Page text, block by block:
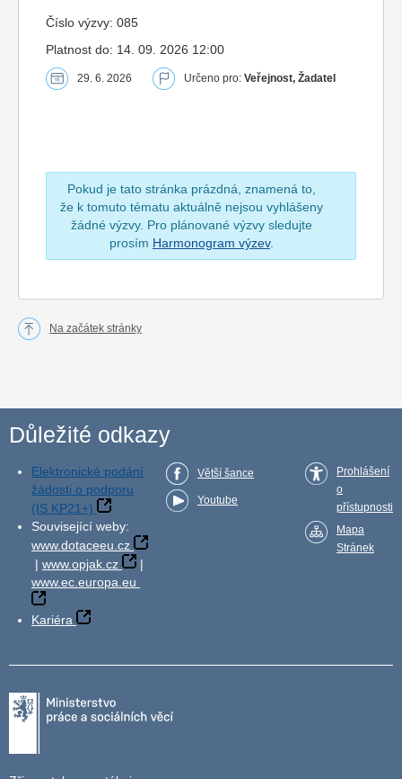
Číslo výzvy: 085
Platnost do: 14. 09. 2026 12:00
29. 6. 2026 Určeno pro: Veřejnost, Žadatel
Pokud je tato stránka prázdná, znamená to,
že k tomuto tématu aktuálně nejsou vyhlášeny
žádné výzvy. Pro plánované výzvy sledujte
prosím Harmonogram výzev.
Na začátek stránky
Důležité odkazy
Elektronické podání
žádosti o podporu
(IS KP21+)
Související weby:
www.dotaceeu.cz
| www.opjak.cz
|
www.ec.europa.eu
Kariéra
Větší šance
Youtube
Prohlášení
o
přístupnosti
Mapa
Stránek